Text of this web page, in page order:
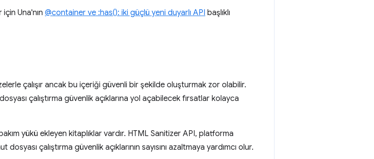
için Una'nın @container ve :has(): iki güçlü yeni duyarlı API başlıklı
çalışır ancak bu içeriği güvenli bir şekilde oluşturmak zor olabilir.
çalıştırma güvenlik açıklarına yol açabilecek fırsatlar kolayca
yükü ekleyen kitaplıklar vardır. HTML Sanitizer API, platforma
çalıştırma güvenlik açıklarının sayısını azaltmaya yardımcı olur.